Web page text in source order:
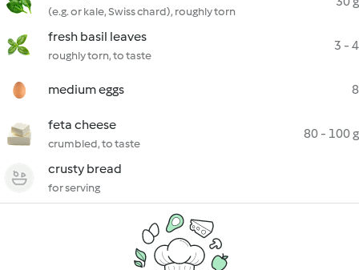
(e.g. or kale, Swiss chard), roughly torn
fresh basil leaves
roughly torn, to taste
3 - 4
medium eggs 8
feta cheese
crumbled, to taste
80 - 100 g
crusty bread
for serving